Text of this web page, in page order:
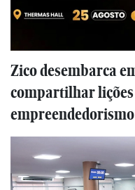
Zico desembarca
compartilhar lições
empreendedorismo